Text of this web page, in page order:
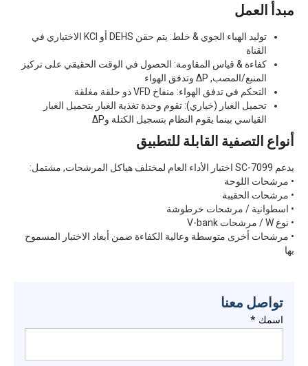
مبدأ العمل
توليد الهباء الجوي & خلط: يتم حقن DEHS أو KCl الاختياري في
القناة
كفاءة & قياس المقاومة: الحصول في الوقت الحقيقي على تركيز
المنبع/المصب, ΔP وتدفق الهواء
التحكم في تدفق الهواء: منفاخ VFD ذو حلقة مغلقة
تحميل الغبار (خياري): تقوم وحدة تغذية الغبار بتحميل الغبار
القياسي بينما يقوم النظام بتسجيل الكتلة وΔP
أنواع التصفية القابلة للتطبيق
يدعم SC-7099 اختبار الأداء العام لمختلف هياكل المرشحات, مشتمل:
• مرشحات اللوحة
• مرشحات الحقيبة
• اسطوانية / مرشحات خرطوشة
• نوع W / مرشحات V-bank
• مرشحات أخرى متوسطة وعالية الكفاءة ضمن أبعاد الاختبار المسموح
بها
تواصل معنا
اسمك *